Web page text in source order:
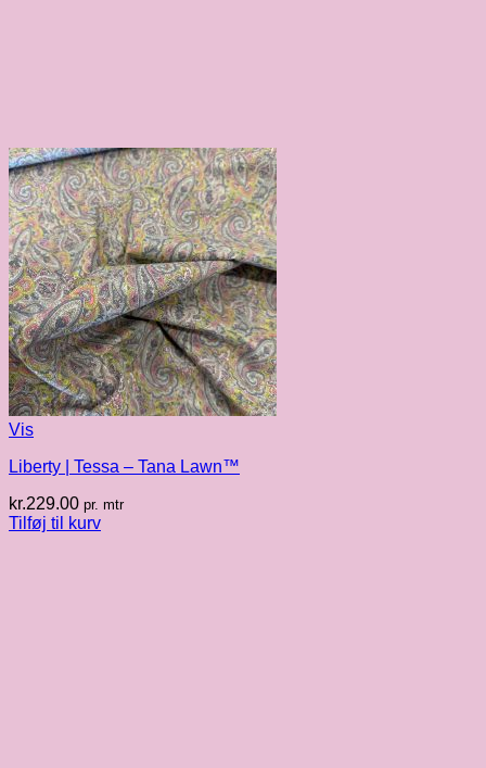
Vis
Liberty | Tessa – Tana Lawn™
kr.229.00 pr. mtr
Tilføj til kurv